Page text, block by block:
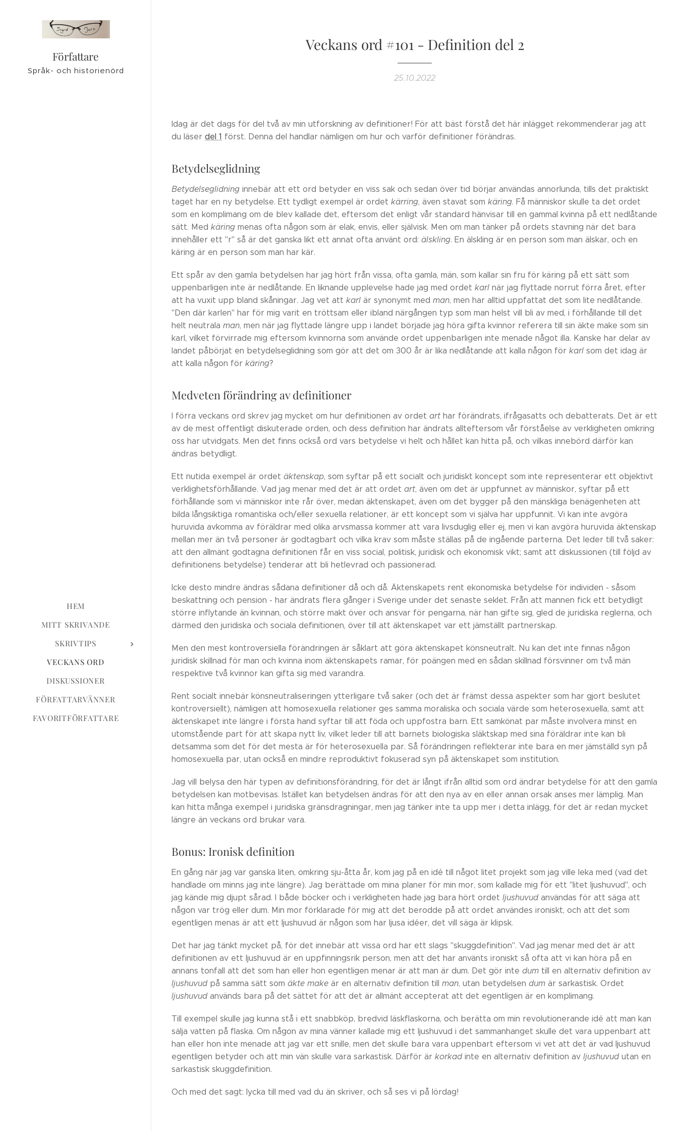
Författare
Språk- och historienörd
HEM
MITT SKRIVANDE
SKRIVTIPS
VECKANS ORD
DISKUSSIONER
FÖRFATTARVÄNNER
FAVORITFÖRFATTARE
Veckans ord #101 - Definition del 2
25.10.2022
Idag är det dags för del två av min utforskning av definitioner! För att bäst förstå det här inlägget rekommenderar jag att
du läser del 1 först. Denna del handlar nämligen om hur och varför definitioner förändras.
Betydelseglidning
Betydelseglidning innebär att ett ord betyder en viss sak och sedan över tid börjar användas annorlunda, tills det praktiskt
taget har en ny betydelse. Ett tydligt exempel är ordet kärring, även stavat som käring. Få människor skulle ta det ordet
som en komplimang om de blev kallade det, eftersom det enligt vår standard hänvisar till en gammal kvinna på ett nedlåtande
sätt. Med käring menas ofta någon som är elak, envis, eller självisk. Men om man tänker på ordets stavning när det bara
innehåller ett "r" så är det ganska likt ett annat ofta använt ord: älskling. En älskling är en person som man älskar, och en
käring är en person som man har kär.
Ett spår av den gamla betydelsen har jag hört från vissa, ofta gamla, män, som kallar sin fru för käring på ett sätt som
uppenbarligen inte är nedlåtande. En liknande upplevelse hade jag med ordet karl när jag flyttade norrut förra året, efter
att ha vuxit upp bland skåningar. Jag vet att karl är synonymt med man, men har alltid uppfattat det som lite nedlåtande.
"Den där karlen" har för mig varit en tröttsam eller ibland närgången typ som man helst vill bli av med, i förhållande till det
helt neutrala man, men när jag flyttade längre upp i landet började jag höra gifta kvinnor referera till sin äkte make som sin
karl, vilket förvirrade mig eftersom kvinnorna som använde ordet uppenbarligen inte menade något illa. Kanske har delar av
landet påbörjat en betydelseglidning som gör att det om 300 år är lika nedlåtande att kalla någon för karl som det idag är
att kalla någon för käring?
Medveten förändring av definitioner
I förra veckans ord skrev jag mycket om hur definitionen av ordet art har förändrats, ifrågasatts och debatterats. Det är ett
av de mest offentligt diskuterade orden, och dess definition har ändrats allteftersom vår förståelse av verkligheten omkring
oss har utvidgats. Men det finns också ord vars betydelse vi helt och hållet kan hitta på, och vilkas innebörd därför kan
ändras betydligt.
Ett nutida exempel är ordet äktenskap, som syftar på ett socialt och juridiskt koncept som inte representerar ett objektivt
verklighetsförhållande. Vad jag menar med det är att ordet art, även om det är uppfunnet av människor, syftar på ett
förhållande som vi människor inte rår över, medan äktenskapet, även om det bygger på den mänskliga benägenheten att
bilda långsiktiga romantiska och/eller sexuella relationer, är ett koncept som vi själva har uppfunnit. Vi kan inte avgöra
huruvida avkomma av föräldrar med olika arvsmassa kommer att vara livsduglig eller ej, men vi kan avgöra huruvida äktenskap
mellan mer än två personer är godtagbart och vilka krav som måste ställas på de ingående parterna. Det leder till två saker:
att den allmänt godtagna definitionen får en viss social, politisk, juridisk och ekonomisk vikt; samt att diskussionen (till följd av
definitionens betydelse) tenderar att bli hetlevrad och passionerad.
Icke desto mindre ändras sådana definitioner då och då. Äktenskapets rent ekonomiska betydelse för individen - såsom
beskattning och pension - har ändrats flera gånger i Sverige under det senaste seklet. Från att mannen fick ett betydligt
större inflytande än kvinnan, och större makt över och ansvar för pengarna, när han gifte sig, gled de juridiska reglerna, och
därmed den juridiska och sociala definitionen, över till att äktenskapet var ett jämställt partnerskap.
Men den mest kontroversiella förändringen är såklart att göra äktenskapet könsneutralt. Nu kan det inte finnas någon
juridisk skillnad för man och kvinna inom äktenskapets ramar, för poängen med en sådan skillnad försvinner om två män
respektive två kvinnor kan gifta sig med varandra.
Rent socialt innebär könsneutraliseringen ytterligare två saker (och det är främst dessa aspekter som har gjort beslutet
kontroversiellt), nämligen att homosexuella relationer ges samma moraliska och sociala värde som heterosexuella, samt att
äktenskapet inte längre i första hand syftar till att föda och uppfostra barn. Ett samkönat par måste involvera minst en
utomstående part för att skapa nytt liv, vilket leder till att barnets biologiska släktskap med sina föräldrar inte kan bli
detsamma som det för det mesta är för heterosexuella par. Så förändringen reflekterar inte bara en mer jämställd syn på
homosexuella par, utan också en mindre reproduktivt fokuserad syn på äktenskapet som institution.
Jag vill belysa den här typen av definitionsförändring, för det är långt ifrån alltid som ord ändrar betydelse för att den gamla
betydelsen kan motbevisas. Istället kan betydelsen ändras för att den nya av en eller annan orsak anses mer lämplig. Man
kan hitta många exempel i juridiska gränsdragningar, men jag tänker inte ta upp mer i detta inlägg, för det är redan mycket
längre än veckans ord brukar vara.
Bonus: Ironisk definition
En gång när jag var ganska liten, omkring sju-åtta år, kom jag på en idé till något litet projekt som jag ville leka med (vad det
handlade om minns jag inte längre). Jag berättade om mina planer för min mor, som kallade mig för ett "litet ljushuvud", och
jag kände mig djupt sårad. I både böcker och i verkligheten hade jag bara hört ordet ljushuvudanvändas för att säga att
någon var trög eller dum. Min mor förklarade för mig att det berodde på att ordet användes ironiskt, och att det som
egentligen menas är att ett ljushuvud är någon som har ljusa idéer, det vill säga är klipsk.
Det har jag tänkt mycket på, för det innebär att vissa ord har ett slags "skuggdefinition". Vad jag menar med det är att
definitionen av ett ljushuvud är en uppfinningsrik person, men att det har använts ironiskt så ofta att vi kan höra på en
annans tonfall att det som han eller hon egentligen menar är att man är dum. Det gör inte dum till en alternativ definition av
ljushuvudpå samma sätt som äkte make är en alternativ definition till man, utan betydelsen dum är sarkastisk. Ordet
ljushuvud används bara på det sättet för att det är allmänt accepterat att det egentligen är en komplimang.
Till exempel skulle jag kunna stå i ett snabbköp, bredvid läskflaskorna, och berätta om min revolutionerande idé att man kan
sälja vatten på flaska. Om någon av mina vänner kallade mig ett ljushuvud i det sammanhanget skulle det vara uppenbart att
han eller hon inte menade att jag var ett snille, men det skulle bara vara uppenbart eftersom vi vet att det är vad ljushuvud
egentligen betyder och att min vän skulle vara sarkastisk. Därför är korkad inte en alternativ definition av ljushuvud utan en
sarkastisk skuggdefinition.
Och med det sagt: lycka till med vad du än skriver, och så ses vi på lördag!